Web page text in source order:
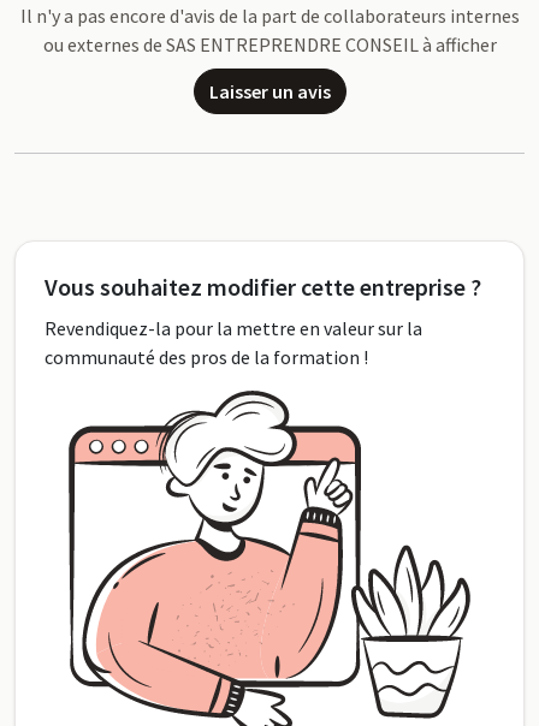
Il n'y a pas encore d'avis de la part de collaborateurs internes
ou externes de SAS ENTREPRENDRE CONSEIL à afficher
Laisser un avis
Vous souhaitez modifier cette entreprise ?
Revendiquez-la pour la mettre en valeur sur la
communauté des pros de la formation !